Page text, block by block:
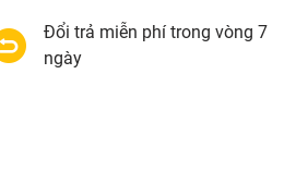
Đổi trả miễn phí trong vòng 7
ngày